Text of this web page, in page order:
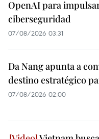
OpenAI para
ciberseguridad
07/08/2026 03:31
Da Nang apunta a
destino estratégico
07/08/2026 02:00